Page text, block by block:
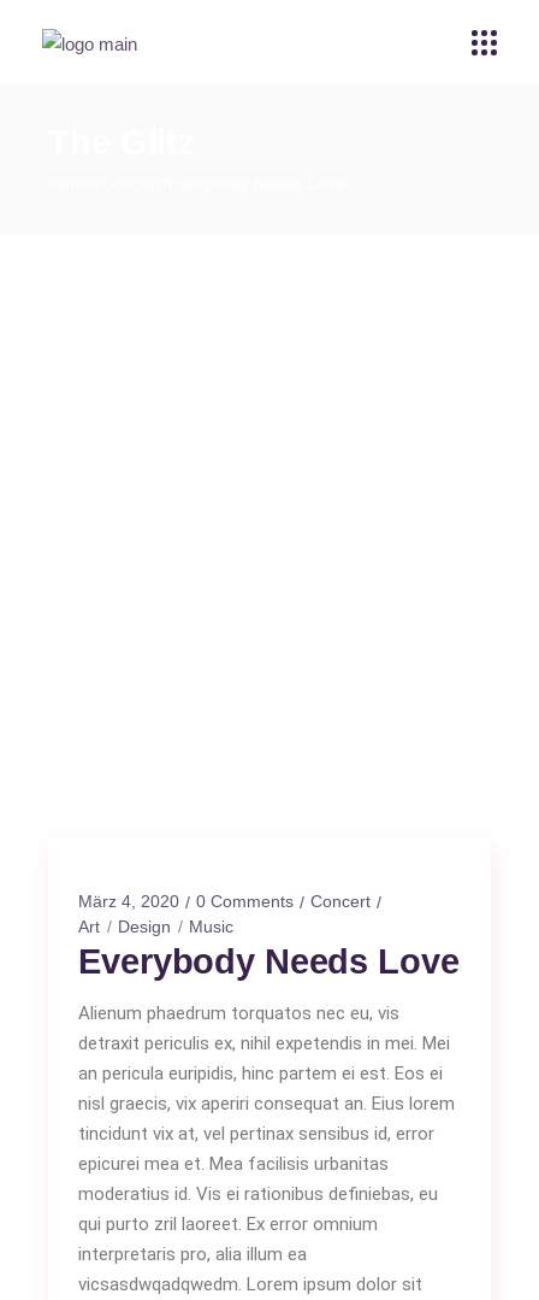
März 4, 2020 0 Comments
Concert
Art
Design Music
Everybody Needs Love
Alienum phaedrum torquatos nec eu, vis
detraxit periculis ex, nihil expetendis in mei. Mei
an pericula euripidis, hinc partem ei est. Eos ei
nisl graecis, vix aperiri consequat an. Eius lorem
tincidunt vix at, vel pertinax sensibus id, error
epicurei mea et. Mea facilisis urbanitas
moderatius id. Vis ei rationibus definiebas, eu
qui purto zril laoreet. Ex error omnium
interpretaris pro, alia illum ea
vicsasdwqadqwedm. Lorem ipsum dolor sit